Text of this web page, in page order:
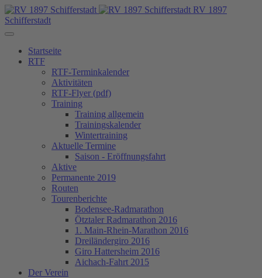
RV 1897
Schifferstadt
Startseite
RTF
RTF-Terminkalender
Aktivitäten
RTF-Flyer (pdf)
Training
Training allgemein
Trainingskalender
Wintertraining
Aktuelle Termine
Saison - Eröffnungsfahrt
Aktive
Permanente 2019
Routen
Tourenberichte
Bodensee-Radmarathon
Ötztaler Radmarathon 2016
1. Main-Rhein-Marathon 2016
Dreiländergiro 2016
Giro Hattersheim 2016
Aichach-Fahrt 2015
Der Verein